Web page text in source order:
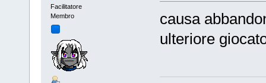
Facilitatore
Membro
causa
ulteriore